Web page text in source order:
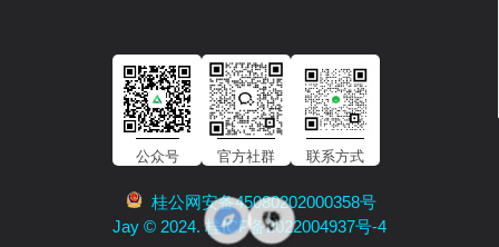
公众号 官方社群 联系方式
桂公网安备45080202000358号
Jay © 2024. 桂ICP备2022004937号-4